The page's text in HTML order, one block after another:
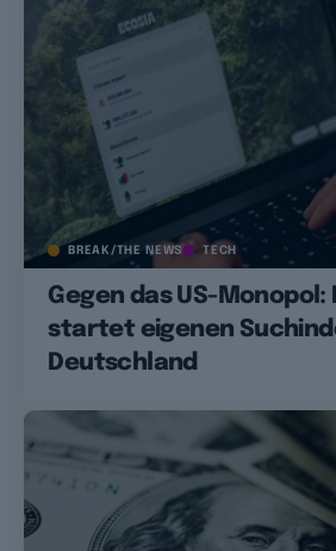
BREAK/THE NEWS TECH
Gegen das US-Monopol:
startet eigenen
Deutschland